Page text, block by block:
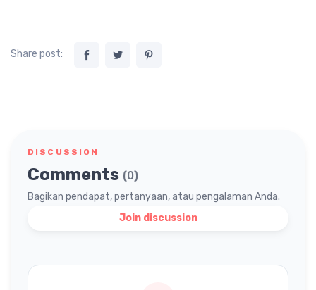
Share post:
DISCUSSION
Comments (0)
Bagikan pendapat, pertanyaan, atau pengalaman Anda.
Join discussion